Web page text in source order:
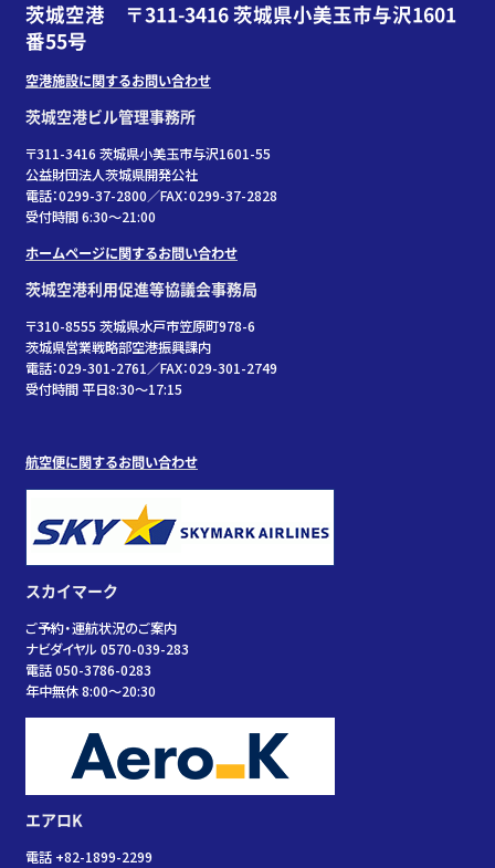
茨城空港 〒311-3416 茨城県小美玉市与沢1601
番55号
空港施設に関するお問い合わせ
茨城空港ビル管理事務所
〒311-3416 茨城県小美玉市与沢1601-55
公益財団法人茨城県開発公社
電話：0299-37-2800／FAX：0299-37-2828
受付時間 6:30〜21:00
ホームページに関するお問い合わせ
茨城空港利用促進等協議会事務局
〒310-8555 茨城県水戸市笠原町978-6
茨城県営業戦略部空港振興課内
電話：029-301-2761／FAX：029-301-2749
受付時間 平日8:30～17:15
航空便に関するお問い合わせ
スカイマーク
ご予約・運航状況のご案内
ナビダイヤル 0570-039-283
電話 050-3786-0283
年中無休 8:00～20:30
エアロK
電話 +82-1899-2299